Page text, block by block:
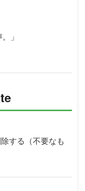
」
する（不要なも